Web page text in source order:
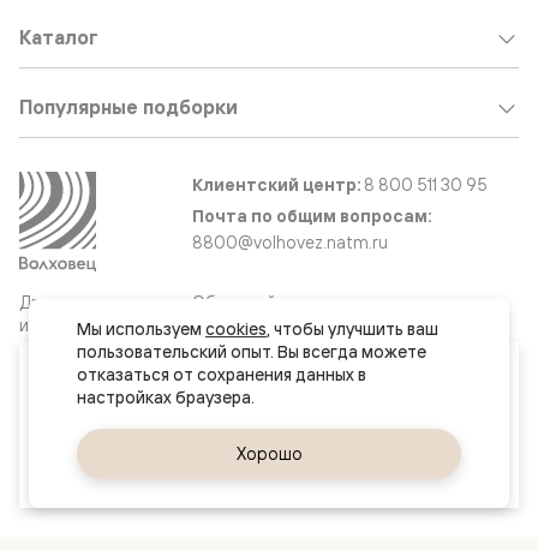
Ваш город
Обнинск
Двери
и интерьерные
решения
Каталог
Популярные подборки
Клиентский центр: 8 800 511 30 95
Почта по общим вопросам:
8800@volhovez.natm.ru
Обратный звонок
Сайт не является публичной офертой
Правовая информация
Мы используем cookies, чтобы улучшить ваш
пользовательский опыт. Вы всегда можете
отказаться от сохранения данных в
Хорошо